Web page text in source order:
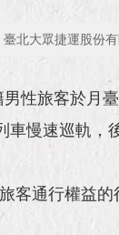
北大眾捷運股份有
性旅客於月
慢速巡軌，
客通行權益